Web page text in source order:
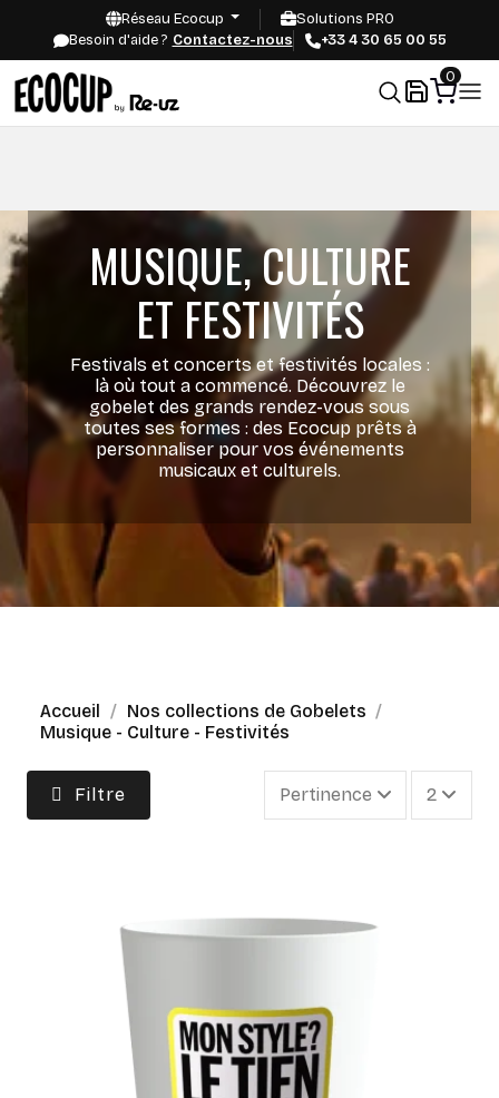
Réseau Ecocup
Solutions PRO
Besoin d'aide ? Contactez-nous +33 4 30 65 00 55
0
MUSIQUE, CULTURE
ET FESTIVITÉS
Festivals et concerts et festivités locales :
là où tout a commencé. Découvrez le
gobelet des grands rendez-vous sous
toutes ses formes : des Ecocup prêts à
personnaliser pour vos événements
musicaux et culturels.
Accueil
Nos collections de Gobelets
Musique - Culture - Festivités
Filtre Pertinence 2